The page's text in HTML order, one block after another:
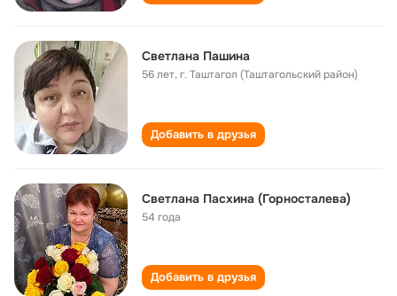
Светлана Пашина
56 лет,г. Таштагол (Таштагольский район)
Добавить в друзья
Светлана Пасхина (Горносталева)
54 года
Добавить в друзья